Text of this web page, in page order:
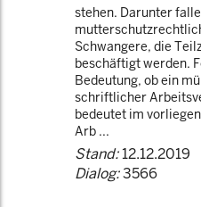
stehen. Darunter
Schwangere, die
beschäftigt werden.
Bedeutung, ob ein
schriftlicher
bedeutet im
Arb ...
Stand:12.12.2019
Dialog:3566